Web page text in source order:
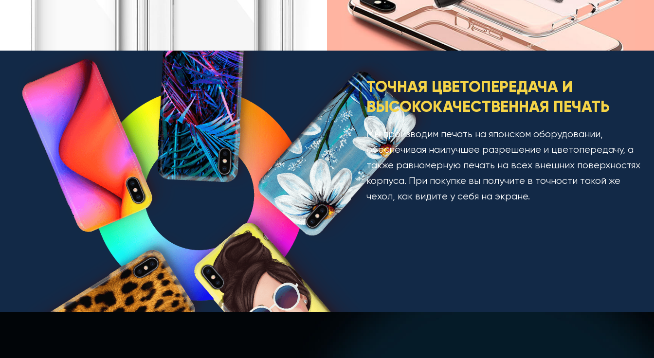
ТОЧНАЯ ЦВЕТОПЕРЕДАЧА И
ВЫСОКОКАЧЕСТВЕННАЯ ПЕЧАТЬ
Мы производим печать на японском оборудовании,
обеспечивая наилучшее разрешение и цветопередачу, а
также равномерную печать на всех внешних поверхностях
корпуса. При покупке вы получите в точности такой же
чехол, как видите у себя на экране.